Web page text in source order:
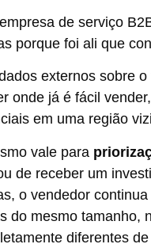
de serviço
porque foi ali que
externos sobre
onde já é fácil
em uma região
vale para
de receber um
o vendedor
do mesmo tamanho,
diferentes